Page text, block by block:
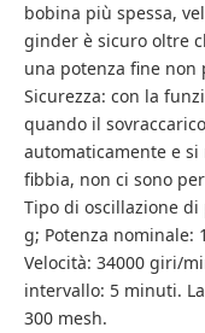
bobina più spessa,
ginder è sicuro oltre
una potenza fine
Sicurezza: con la
quando il
automaticamente e si
fibbia, non ci sono
Tipo di oscillazione
g; Potenza nominale:
Velocità: 34000 giri/
intervallo: 5 minuti.
300 mesh.